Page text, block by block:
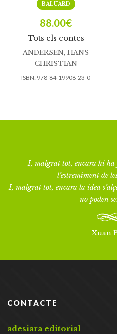
Tots els contes
BALUARD
88.00€
ANDERSEN, HANS
CHRISTIAN
ISBN: 978-84-19908-23-0
I, malgrat tot, encara hi ha
l’estremiment de
I, malgrat tot, encara la idea
no poden
Xuan
CONTACTE
adesiara editorial